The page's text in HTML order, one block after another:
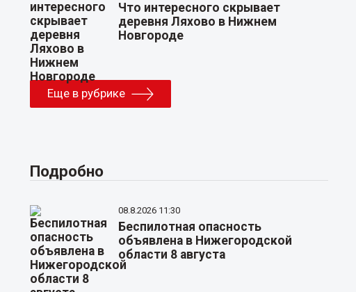
Что интересного скрывает
деревня Ляхово в Нижнем
Новгороде
Еще в рубрике
Подробно
08.8.2026 11:30
Беспилотная опасность
объявлена в Нижегородской
области 8 августа